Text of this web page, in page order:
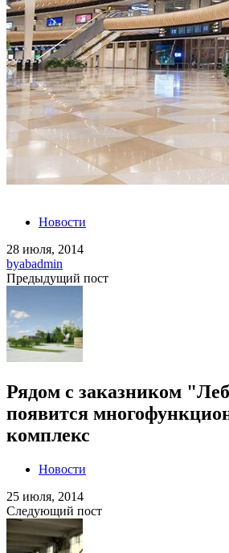
Новости
28 июля, 2014
byabadmin
Предыдущий пост
Рядом с заказником
появится
комплекс
Новости
25 июля, 2014
Следующий пост